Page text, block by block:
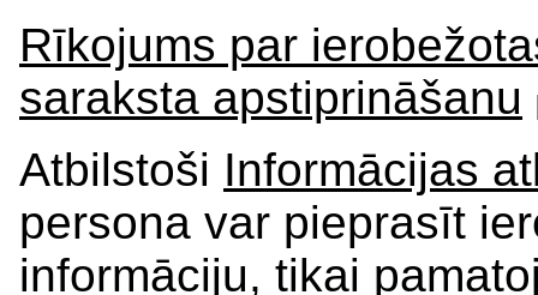
Rīkojums par
saraksta apstiprināšanu
Atbilstoši Informācijas
persona var pieprasīt
informāciju, tikai